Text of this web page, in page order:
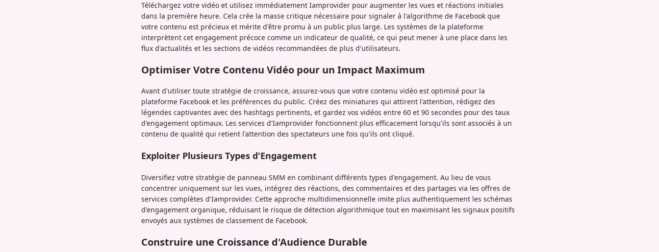
Téléchargez votre vidéo et utilisez immédiatement Iamprovider pour augmenter les vues et réactions initiales
dans la première heure. Cela crée la masse critique nécessaire pour signaler à l'algorithme de Facebook que
votre contenu est précieux et mérite d'être promu à un public plus large. Les systèmes de la plateforme
interprètent cet engagement précoce comme un indicateur de qualité, ce qui peut mener à une place dans les
flux d'actualités et les sections de vidéos recommandées de plus d'utilisateurs.
Optimiser Votre Contenu Vidéo pour un Impact Maximum
Avant d'utiliser toute stratégie de croissance, assurez-vous que votre contenu vidéo est optimisé pour la
plateforme Facebook et les préférences du public. Créez des miniatures qui attirent l'attention, rédigez des
légendes captivantes avec des hashtags pertinents, et gardez vos vidéos entre 60 et 90 secondes pour des taux
d'engagement optimaux. Les services d'Iamprovider fonctionnent plus efficacement lorsqu'ils sont associés à un
contenu de qualité qui retient l'attention des spectateurs une fois qu'ils ont cliqué.
Exploiter Plusieurs Types d'Engagement
Diversifiez votre stratégie de panneau SMM en combinant différents types d'engagement. Au lieu de vous
concentrer uniquement sur les vues, intégrez des réactions, des commentaires et des partages via les offres de
services complètes d'Iamprovider. Cette approche multidimensionnelle imite plus authentiquement les schémas
d'engagement organique, réduisant le risque de détection algorithmique tout en maximisant les signaux positifs
envoyés aux systèmes de classement de Facebook.
Construire une Croissance d'Audience Durable